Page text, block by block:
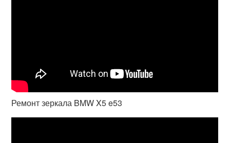
Ремонт зеркала BMW X5 e53